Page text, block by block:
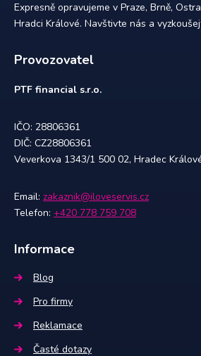
Expresně opravujeme v Praze, Brně,
Hradci Králové. Navštivte nás a
Provozovatel
PTF financial s.r.o.
IČO: 28806361
DIČ: CZ28806361
Veverkova 1343/1 500 02, Hradec
Email: zakaznik@iloveservis.cz
Telefon: +420 778 759 708
Informace
Blog
Pro firmy
Reklamace
Časté dotazy